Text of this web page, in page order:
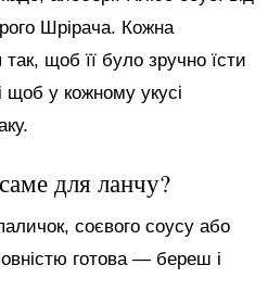
Шрірача. Кожна
так, щоб її було зручно їсти
щоб у кожному укусі
для ланчу?
соєвого соусу або
готова — береш і